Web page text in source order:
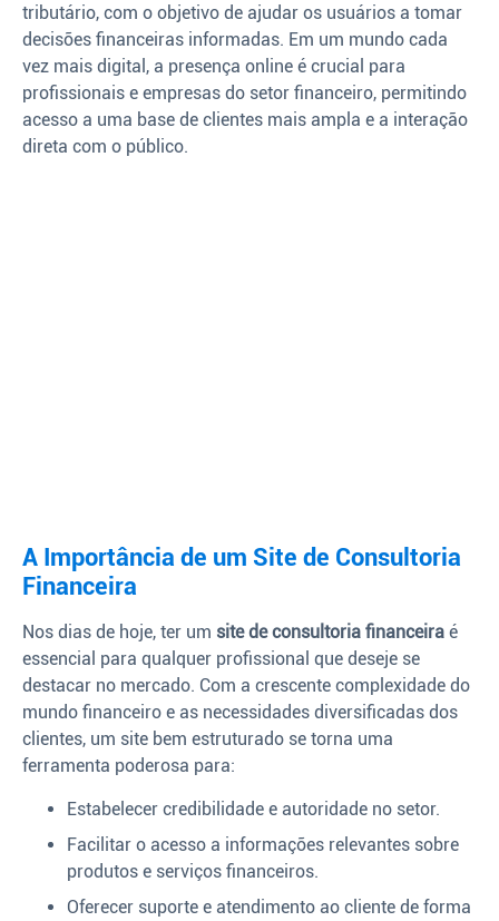
tributário, com o objetivo de ajudar os usuários a tomar
decisões financeiras informadas. Em um mundo cada
vez mais digital, a presença online é crucial para
profissionais e empresas do setor financeiro, permitindo
acesso a uma base de clientes mais ampla e a interação
direta com o público.
A Importância de um Site de Consultoria
Financeira
Nos dias de hoje, ter um site de consultoria financeira é
essencial para qualquer profissional que deseje se
destacar no mercado. Com a crescente complexidade do
mundo financeiro e as necessidades diversificadas dos
clientes, um site bem estruturado se torna uma
ferramenta poderosa para:
Estabelecer credibilidade e autoridade no setor.
Facilitar o acesso a informações relevantes sobre
produtos e serviços financeiros.
Oferecer suporte e atendimento ao cliente de forma